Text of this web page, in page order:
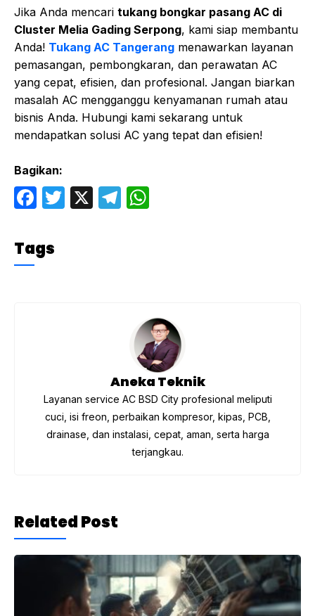
Jika Anda mencari tukang bongkar pasang AC di
Cluster Melia Gading Serpong, kami siap membantu
Anda! Tukang AC Tangerang menawarkan layanan
pemasangan, pembongkaran, dan perawatan AC
yang cepat, efisien, dan profesional. Jangan biarkan
masalah AC mengganggu kenyamanan rumah atau
bisnis Anda. Hubungi kami sekarang untuk
mendapatkan solusi AC yang tepat dan efisien!
Bagikan:
F
c
e
T
X
T
p
Tags
Aneka Teknik
Layanan service AC BSD City profesional meliputi
cuci, isi freon, perbaikan kompresor, kipas, PCB,
drainase, dan instalasi, cepat, aman, serta harga
terjangkau.
Related Post